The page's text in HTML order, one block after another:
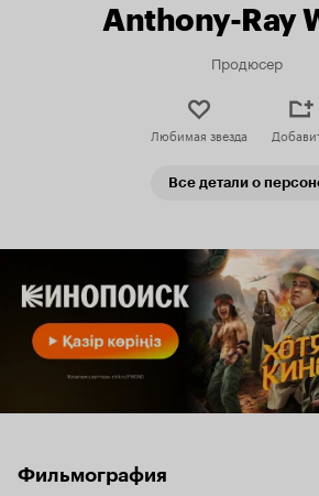
Anthony-Ray
Продюсер
Любимая звезда
Все детали о
Фильмография